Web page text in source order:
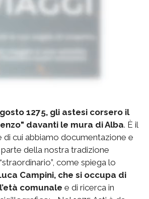
1275, gli astesi corsero il
davanti le mura di Alba. È il
di cui abbiamo documentazione e
parte della nostra tradizione
come spiega lo
Campini, che si occupa di
comunale e di ricerca in